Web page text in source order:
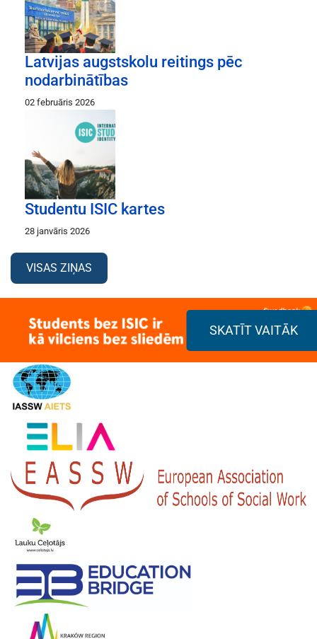
Latvijas augstskolu reitings pēc
nodarbinātības
02 februāris 2026
Studentu ISIC kartes
28 janvāris 2026
VISAS ZIŅAS
SKATĪT VAITĀK